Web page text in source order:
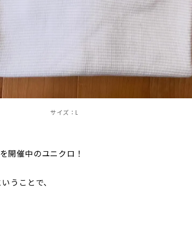
サイズ：L
を開催中のユニクロ！
いうことで、